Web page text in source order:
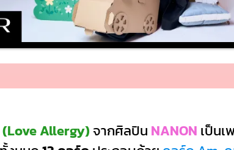
Allergy) จากศิลปิน NANON เป็นเ